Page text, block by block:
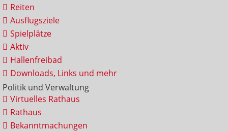
Reiten
Ausflugsziele
Spielplätze
Aktiv
Hallenfreibad
Downloads, Links und mehr
Politik und Verwaltung
Virtuelles Rathaus
Rathaus
Bekanntmachungen